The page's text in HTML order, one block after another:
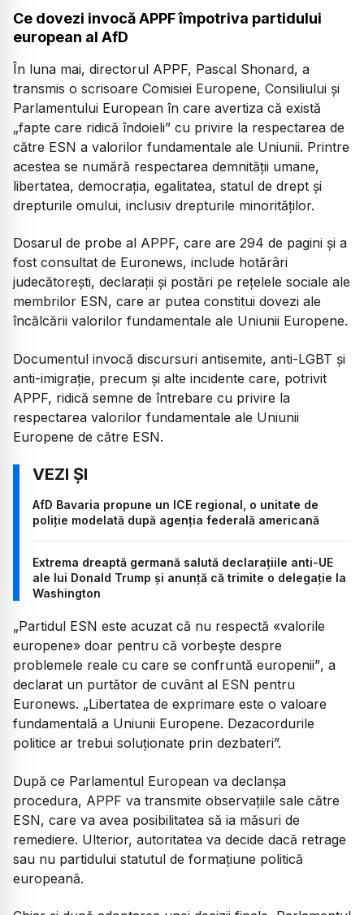
Ce dovezi invocă APPF împotriva partidului
european al AfD
În luna mai, directorul APPF, Pascal Shonard, a
transmis o scrisoare Comisiei Europene, Consiliului și
Parlamentului European în care avertiza că există
„fapte care ridică îndoieli” cu privire la respectarea de
către ESN a valorilor fundamentale ale Uniunii. Printre
acestea se numără respectarea demnității umane,
libertatea, democrația, egalitatea, statul de drept și
drepturile omului, inclusiv drepturile minorităților.
Dosarul de probe al APPF, care are 294 de pagini și a
fost consultat de Euronews, include hotărâri
judecătorești, declarații și postări pe rețelele sociale ale
membrilor ESN, care ar putea constitui dovezi ale
încălcării valorilor fundamentale ale Uniunii Europene.
Documentul invocă discursuri antisemite, anti-LGBT și
anti-imigrație, precum și alte incidente care, potrivit
APPF, ridică semne de întrebare cu privire la
respectarea valorilor fundamentale ale Uniunii
Europene de către ESN.
AfD Bavaria propune un ICE regional, o unitate de
poliție modelată după agenția federală americană
Extrema dreaptă germană salută declarațiile anti-UE
ale lui Donald Trump și anunță că trimite o delegație la
Washington
„Partidul ESN este acuzat că nu respectă «valorile
europene» doar pentru că vorbește despre
problemele reale cu care se confruntă europenii”, a
declarat un purtător de cuvânt al ESN pentru
Euronews. „Libertatea de exprimare este o valoare
fundamentală a Uniunii Europene. Dezacordurile
politice ar trebui soluționate prin dezbateri”.
După ce Parlamentul European va declanșa
procedura, APPF va transmite observațiile sale către
ESN, care va avea posibilitatea să ia măsuri de
remediere. Ulterior, autoritatea va decide dacă retrage
sau nu partidului statutul de formațiune politică
europeană.